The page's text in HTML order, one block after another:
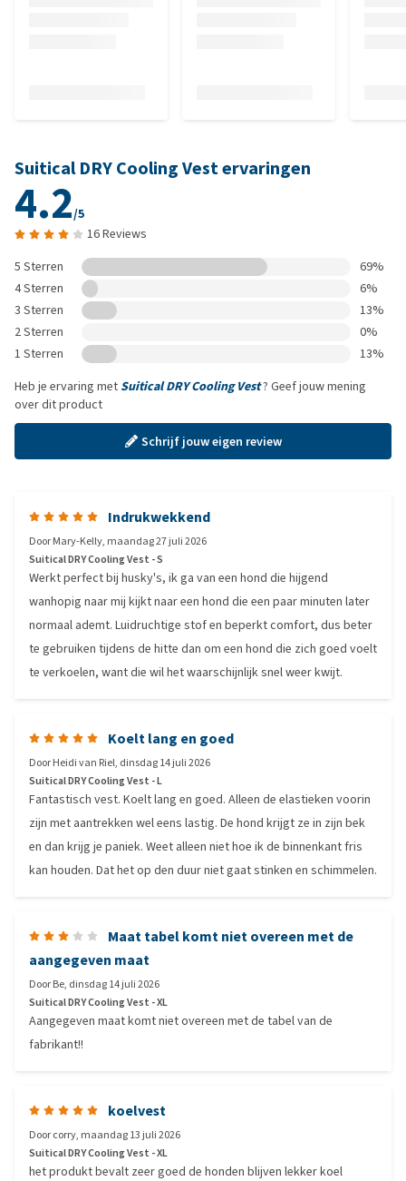
Suitical DRY Cooling Vest ervaringen
4.2/5
16 Reviews
5 Sterren
69%
4 Sterren
6%
3 Sterren
13%
2 Sterren
0%
1 Sterren
13%
Heb je ervaring met Suitical DRY Cooling Vest? Geef jouw mening
over dit product
Schrijf jouw eigen review
Indrukwekkend
DoorMary-Kelly, maandag 27 juli 2026
Suitical DRY Cooling Vest - S
Werkt perfect bij husky's, ik ga van een hond die hijgend
wanhopig naar mij kijkt naar een hond die een paar minuten later
normaal ademt. Luidruchtige stof en beperkt comfort, dus beter
te gebruiken tijdens de hitte dan om een hond die zich goed voelt
te verkoelen, want die wil het waarschijnlijk snel weer kwijt.
Koelt lang en goed
DoorHeidi van Riel, dinsdag 14 juli 2026
Suitical DRY Cooling Vest - L
Fantastisch vest. Koelt lang en goed. Alleen de elastieken voorin
zijn met aantrekken wel eens lastig. De hond krijgt ze in zijn bek
en dan krijg je paniek. Weet alleen niet hoe ik de binnenkant fris
kan houden. Dat het op den duur niet gaat stinken en schimmelen.
Maat tabel komt niet overeen met de
aangegeven maat
DoorBe, dinsdag 14 juli 2026
Suitical DRY Cooling Vest - XL
Aangegeven maat komt niet overeen met de tabel van de
fabrikant!!
koelvest
Doorcorry, maandag 13 juli 2026
Suitical DRY Cooling Vest - XL
het produkt bevalt zeer goed de honden blijven lekker koel